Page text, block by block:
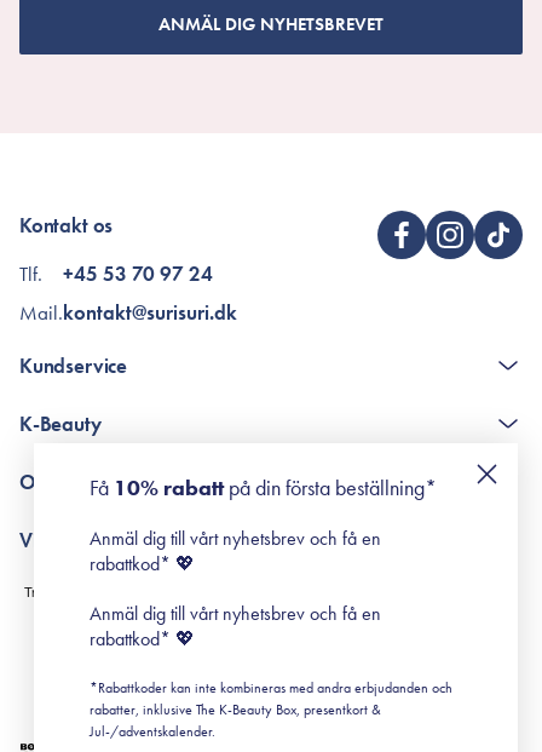
ANMÄL DIG NYHETSBREVET
Kontakt os
Tlf.
Mail.
+45 53 70 97 24
kontakt@surisuri.dk
Kundservice
Poängshop - frågor och svar
K-Beauty
Retinol för nybörjare
Om Surisuri
Black Friday
Villkor
Leverans & Retur
Köpvillkor
Prenumerationsvillkor
Cookiepolicy
Få 10% rabattpå din första beställning*
Anmäl dig till vårt nyhetsbrev och få en
rabattkod* 💖
Anmäl dig till vårt nyhetsbrev och få en
rabattkod* 💖
*Rabattkoder kan inte kombineras med andra erbjudanden och
rabatter, inklusive The K-Beauty Box, presentkort &
Jul-/adventskalender.